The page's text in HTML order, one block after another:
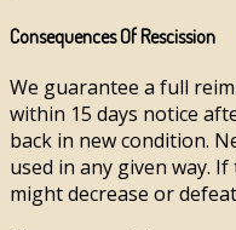
Consequences Of Rescission
We guarantee a full
within 15 days notice
back in new condition.
used in any given way.
might decrease or